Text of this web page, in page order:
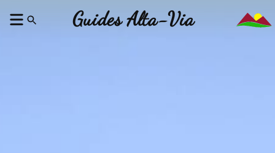
Guides Alta-Via